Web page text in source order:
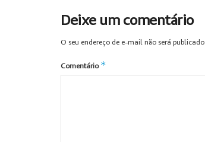
Deixe um comentário
O seu endereço de e-mail não será publicado.
Comentário *